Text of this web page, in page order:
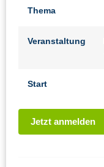
Thema
Veranstaltung
Start
Jetzt anmelden